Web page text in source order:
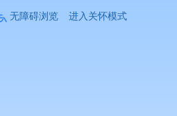
无障碍浏览 进入关怀模式